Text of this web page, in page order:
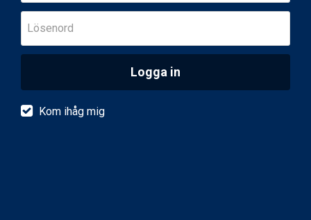
Lösenord
Logga in
Kom ihåg mig